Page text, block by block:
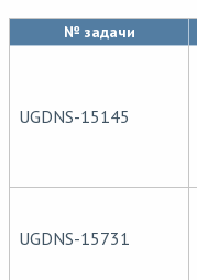
№ задачи
UGDNS-15145
UGDNS-15731